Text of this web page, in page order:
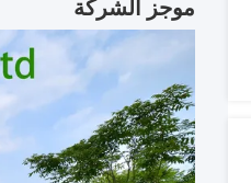
موجز الشركة